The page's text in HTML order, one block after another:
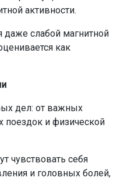
активности.
даже слабой магнитной
как
дел: от важных
поездок и физической
чувствовать себя
и головных болей,